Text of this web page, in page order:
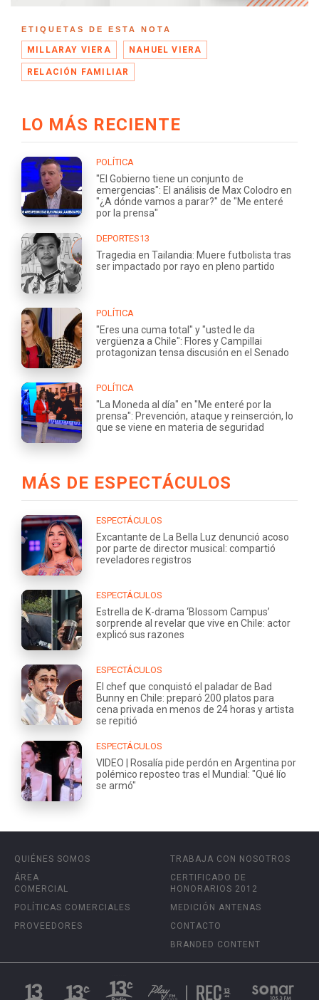
ETIQUETAS DE ESTA NOTA
MILLARAY VIERA NAHUEL VIERA
RELACIÓN FAMILIAR
LO MÁS RECIENTE
POLÍTICA
"El Gobierno tiene un conjunto de
emergencias": El análisis de Max Colodro en
"¿A dónde vamos a parar?" de "Me enteré
por la prensa"
DEPORTES13
Tragedia en Tailandia: Muere futbolista tras
ser impactado por rayo en pleno partido
POLÍTICA
"Eres una cuma total" y "usted le da
vergüenza a Chile": Flores y Campillai
protagonizan tensa discusión en el Senado
POLÍTICA
"La Moneda al día" en "Me enteré por la
prensa": Prevención, ataque y reinserción, lo
que se viene en materia de seguridad
MÁS DE ESPECTÁCULOS
ESPECTÁCULOS
Excantante de La Bella Luz denunció acoso
por parte de director musical: compartió
reveladores registros
ESPECTÁCULOS
Estrella de K-drama ‘Blossom Campus’
sorprende al revelar que vive en Chile: actor
explicó sus razones
ESPECTÁCULOS
El chef que conquistó el paladar de Bad
Bunny en Chile: preparó 200 platos para
cena privada en menos de 24 horas y artista
se repitió
ESPECTÁCULOS
VIDEO | Rosalía pide perdón en Argentina por
polémico reposteo tras el Mundial: "Qué lío
se armó"
QUIÉNES SOMOS
ÁREA
COMERCIAL
POLÍTICAS COMERCIALES
PROVEEDORES
TRABAJA CON NOSOTROS
CERTIFICADO DE
HONORARIOS 2012
MEDICIÓN ANTENAS
CONTACTO
BRANDED CONTENT